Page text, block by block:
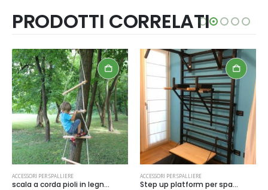
PRODOTTI CORRELATI
ACCESSORI PER SPALLIERE
scala a corda pioli in legno da mt 2.5 ,codice 743
ACCESSORI PER SPALLIERE
Step up platform per spalliere in legno e metallo, codice 45891